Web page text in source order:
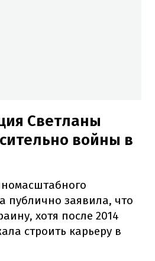
Светланы
войны в
публично заявила, что
хотя после 2014
строить карьеру в